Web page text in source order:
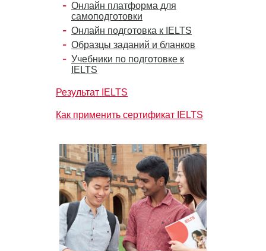
Онлайн платформа для
самоподготовки
Онлайн подготовка к IELTS
Образцы заданий и бланков
Учебники по подготовке к
IELTS
Результат IELTS
Как применить сертификат IELTS